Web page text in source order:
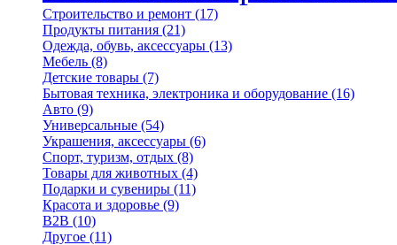
Строительство и ремонт (17)
Продукты питания (21)
Одежда, обувь, аксессуары (13)
Мебель (8)
Детские товары (7)
Бытовая техника, электроника и оборудование (16)
Авто (9)
Универсальные (54)
Украшения, аксессуары (6)
Спорт, туризм, отдых (8)
Товары для животных (4)
Подарки и сувениры (11)
Красота и здоровье (9)
B2B (10)
Другое (11)